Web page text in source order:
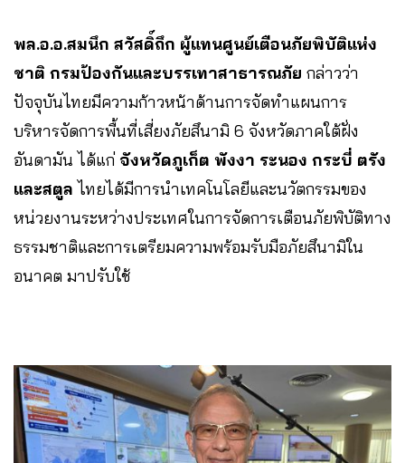
พล.อ.อ.สมนึก สวัสดิ์ถึก ผู้แทนศูนย์เตือนภัยพิบัติแห่ง
ชาติ กรมป้องกันและบรรเทาสาธารณภัย กล่าวว่า
ปัจจุบันไทยมีความก้าวหน้าด้านการจัดทำแผนการ
บริหารจัดการพื้นที่เสี่ยงภัยสึนามิ 6 จังหวัดภาคใต้ฝั่ง
อันดามัน ได้แก่ จังหวัดภูเก็ต พังงา ระนอง กระบี่ ตรัง
และสตูล ไทยได้มีการนำเทคโนโลยีและนวัตกรรมของ
หน่วยงานระหว่างประเทศในการจัดการเตือนภัยพิบัติทาง
ธรรมชาติและการเตรียมความพร้อมรับมือภัยสึนามิใน
อนาคต มาปรับใช้